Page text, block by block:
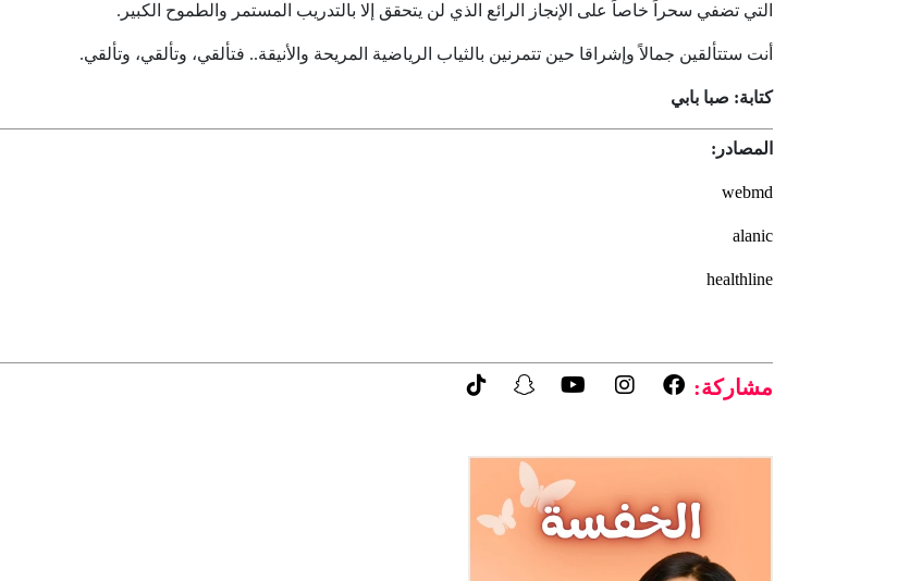
التي تضفي سحراً خاصاً على الإنجاز الرائع الذي لن يتحقق إلا بالتدريب المستمر والطموح الكبير.
أنت ستتألقين جمالاً وإشراقا حين تتمرنين بالثياب الرياضية المريحة والأنيقة.. فتألقي، وتألقي، وتألقي.
كتابة: صبا بابي
المصادر:
webmd
alanic
healthline
مشاركة: